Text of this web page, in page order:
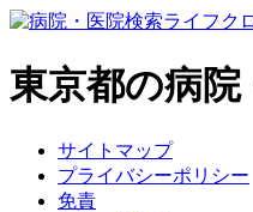
東京都の病
サイトマップ
プライバシーポリシー
免責